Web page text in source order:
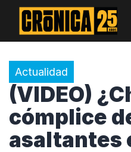
Actualidad
(VIDEO)
cómplice
asaltantes